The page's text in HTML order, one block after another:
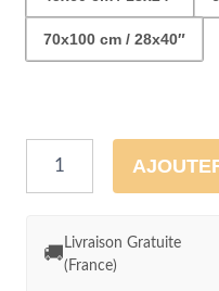
70x100 cm / 28x40″
quantité
Border
Collie
🚚
Livraison Gratuite
(France)